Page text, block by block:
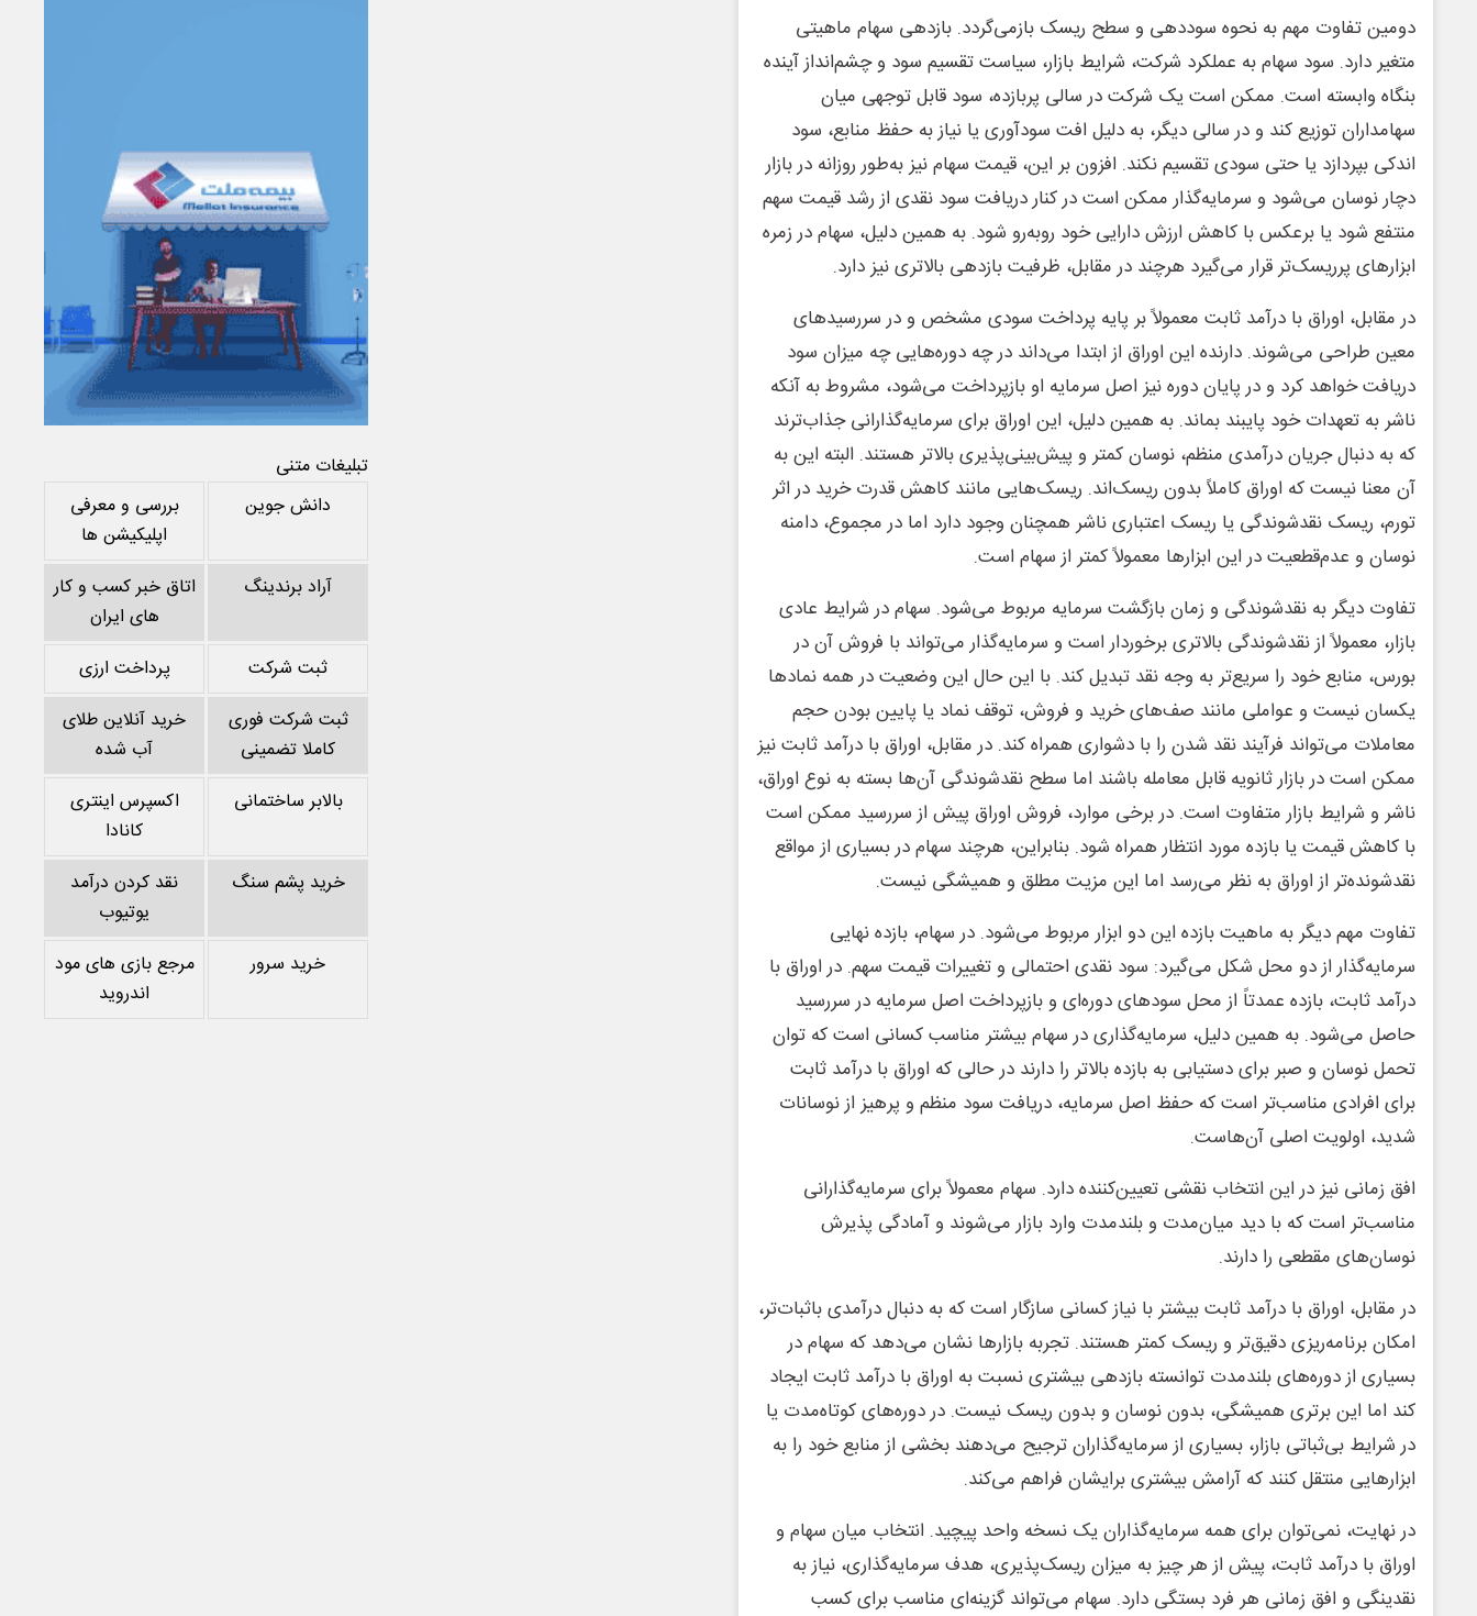
دومین تفاوت مهم به نحوه سوددهی و سطح ریسک بازمی‌گردد. بازدهی سهام ماهیتی
متغیر دارد. سود سهام به عملکرد شرکت، شرایط بازار، سیاست تقسیم سود و چشم‌انداز آینده
بنگاه وابسته است. ممکن است یک شرکت در سالی پربازده، سود قابل توجهی میان
سهامداران توزیع کند و در سالی دیگر، به دلیل افت سودآوری یا نیاز به حفظ منابع، سود
اندکی بپردازد یا حتی سودی تقسیم نکند. افزون بر این، قیمت سهام نیز به‌طور روزانه در بازار
دچار نوسان می‌شود و سرمایه‌گذار ممکن است در کنار دریافت سود نقدی از رشد قیمت سهم
منتفع شود یا برعکس با کاهش ارزش دارایی خود روبه‌رو شود. به همین دلیل، سهام در زمره
ابزارهای پرریسک‌تر قرار می‌گیرد هرچند در مقابل، ظرفیت بازدهی بالاتری نیز دارد.
در مقابل، اوراق با درآمد ثابت معمولاً بر پایه پرداخت سودی مشخص و در سررسیدهای
معین طراحی می‌شوند. دارنده این اوراق از ابتدا می‌داند در چه دوره‌هایی چه میزان سود
دریافت خواهد کرد و در پایان دوره نیز اصل سرمایه او بازپرداخت می‌شود، مشروط به آنکه
ناشر به تعهدات خود پایبند بماند. به همین دلیل، این اوراق برای سرمایه‌گذارانی جذاب‌ترند
که به دنبال جریان درآمدی منظم، نوسان کمتر و پیش‌بینی‌پذیری بالاتر هستند. البته این به
آن معنا نیست که اوراق کاملاً بدون ریسک‌اند. ریسک‌هایی مانند کاهش قدرت خرید در اثر
تورم، ریسک نقدشوندگی یا ریسک اعتباری ناشر همچنان وجود دارد اما در مجموع، دامنه
نوسان و عدم‌قطعیت در این ابزارها معمولاً کمتر از سهام است.
تفاوت دیگر به نقدشوندگی و زمان بازگشت سرمایه مربوط می‌شود. سهام در شرایط عادی
بازار، معمولاً از نقدشوندگی بالاتری برخوردار است و سرمایه‌گذار می‌تواند با فروش آن در
بورس، منابع خود را سریع‌تر به وجه نقد تبدیل کند. با این حال این وضعیت در همه نمادها
یکسان نیست و عواملی مانند صف‌های خرید و فروش، توقف نماد یا پایین بودن حجم
معاملات می‌تواند فرآیند نقد شدن را با دشواری همراه کند. در مقابل، اوراق با درآمد ثابت نیز
ممکن است در بازار ثانویه قابل معامله باشند اما سطح نقدشوندگی آن‌ها بسته به نوع اوراق،
ناشر و شرایط بازار متفاوت است. در برخی موارد، فروش اوراق پیش از سررسید ممکن است
با کاهش قیمت یا بازده مورد انتظار همراه شود. بنابراین، هرچند سهام در بسیاری از مواقع
نقدشونده‌تر از اوراق به نظر می‌رسد اما این مزیت مطلق و همیشگی نیست.
تفاوت مهم دیگر به ماهیت بازده این دو ابزار مربوط می‌شود. در سهام، بازده نهایی
سرمایه‌گذار از دو محل شکل می‌گیرد: سود نقدی احتمالی و تغییرات قیمت سهم. در اوراق با
درآمد ثابت، بازده عمدتاً از محل سودهای دوره‌ای و بازپرداخت اصل سرمایه در سررسید
حاصل می‌شود. به همین دلیل، سرمایه‌گذاری در سهام بیشتر مناسب کسانی است که توان
تحمل نوسان و صبر برای دستیابی به بازده بالاتر را دارند در حالی که اوراق با درآمد ثابت
برای افرادی مناسب‌تر است که حفظ اصل سرمایه، دریافت سود منظم و پرهیز از نوسانات
شدید، اولویت اصلی آن‌هاست.
افق زمانی نیز در این انتخاب نقشی تعیین‌کننده دارد. سهام معمولاً برای سرمایه‌گذارانی
مناسب‌تر است که با دید میان‌مدت و بلندمدت وارد بازار می‌شوند و آمادگی پذیرش
نوسان‌های مقطعی را دارند.
در مقابل، اوراق با درآمد ثابت بیشتر با نیاز کسانی سازگار است که به دنبال درآمدی باثبات‌تر،
امکان برنامه‌ریزی دقیق‌تر و ریسک کمتر هستند. تجربه بازارها نشان می‌دهد که سهام در
بسیاری از دوره‌های بلندمدت توانسته بازدهی بیشتری نسبت به اوراق با درآمد ثابت ایجاد
کند اما این برتری همیشگی، بدون نوسان و بدون ریسک نیست. در دوره‌های کوتاه‌مدت یا
در شرایط بی‌ثباتی بازار، بسیاری از سرمایه‌گذاران ترجیح می‌دهند بخشی از منابع خود را به
ابزارهایی منتقل کنند که آرامش بیشتری برایشان فراهم می‌کند.
در نهایت، نمی‌توان برای همه سرمایه‌گذاران یک نسخه واحد پیچید. انتخاب میان سهام و
اوراق با درآمد ثابت، پیش از هر چیز به میزان ریسک‌پذیری، هدف سرمایه‌گذاری، نیاز به
نقدینگی و افق زمانی هر فرد بستگی دارد. سهام می‌تواند گزینه‌ای مناسب برای کسب
تبلیغات متنی
دانش جوین
بررسی و معرفی
اپلیکیشن ها
آراد برندینگ
اتاق خبر کسب و کار
های ایران
ثبت شرکت
پرداخت ارزی
ثبت شرکت فوری
کاملا تضمینی
خرید آنلاین طلای
آب شده
بالابر ساختمانی
اکسپرس اینتری
کانادا
خرید پشم سنگ
نقد کردن درآمد
یوتیوب
خرید سرور
مرجع بازی های مود
اندروید